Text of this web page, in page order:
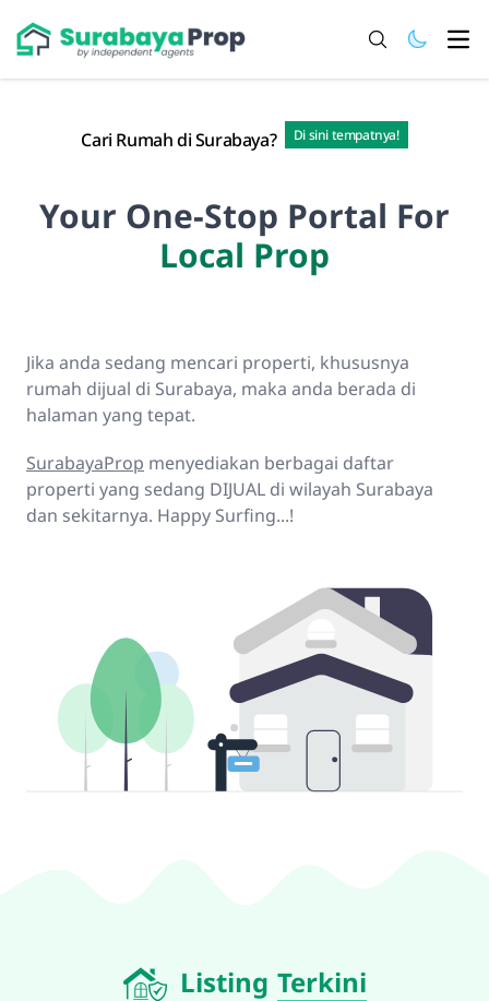
Cari Rumah di Surabaya? Di sini tempatnya!
Your One-Stop Portal For
Loca
Jika anda sedang mencari properti, khususnya
rumah dijual di Surabaya, maka anda berada di
halaman yang tepat.
SurabayaProp menyediakan berbagai daftar
properti yang sedang DIJUAL di wilayah Surabaya
dan sekitarnya. Happy Surfing...!
Listing Terkini